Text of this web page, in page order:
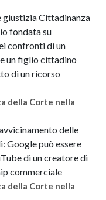
giustizia Cittadinanza
fondata su
confronti di un
un figlio cittadino
di un ricorso
della Corte nella
delle
Google può essere
di un creatore di
commerciale
della Corte nella